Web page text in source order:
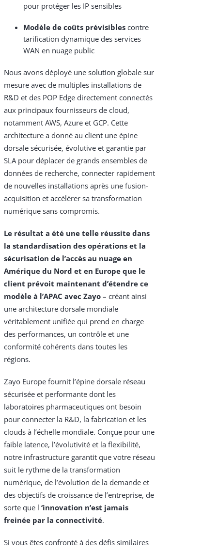
pour protéger les IP sensibles
Modèle de coûts prévisibles contre
tarification dynamique des services
WAN en nuage public
Nous avons déployé une solution globale sur
mesure avec de multiples installations de
R&D et des POP Edge directement connectés
aux principaux fournisseurs de cloud,
notamment AWS, Azure et GCP. Cette
architecture a donné au client une épine
dorsale sécurisée, évolutive et garantie par
SLA pour déplacer de grands ensembles de
données de recherche, connecter rapidement
de nouvelles installations après une fusion-
acquisition et accélérer sa transformation
numérique sans compromis.
Le résultat a été une telle réussite dans
la standardisation des opérations et la
sécurisation de l’accès au nuage en
Amérique du Nord et en Europe que le
client prévoit maintenant d’étendre ce
modèle à l’APAC avec Zayo – créant ainsi
une architecture dorsale mondiale
véritablement unifiée qui prend en charge
des performances, un contrôle et une
conformité cohérents dans toutes les
régions.
Zayo Europe fournit l’épine dorsale réseau
sécurisée et performante dont les
laboratoires pharmaceutiques ont besoin
pour connecter la R&D, la fabrication et les
clouds à l’échelle mondiale. Conçue pour une
faible latence, l’évolutivité et la flexibilité,
notre infrastructure garantit que votre réseau
suit le rythme de la transformation
numérique, de l’évolution de la demande et
des objectifs de croissance de l’entreprise, de
sorte que l ‘innovation n’est jamais
freinée par la connectivité.
Si vous êtes confronté à des défis similaires